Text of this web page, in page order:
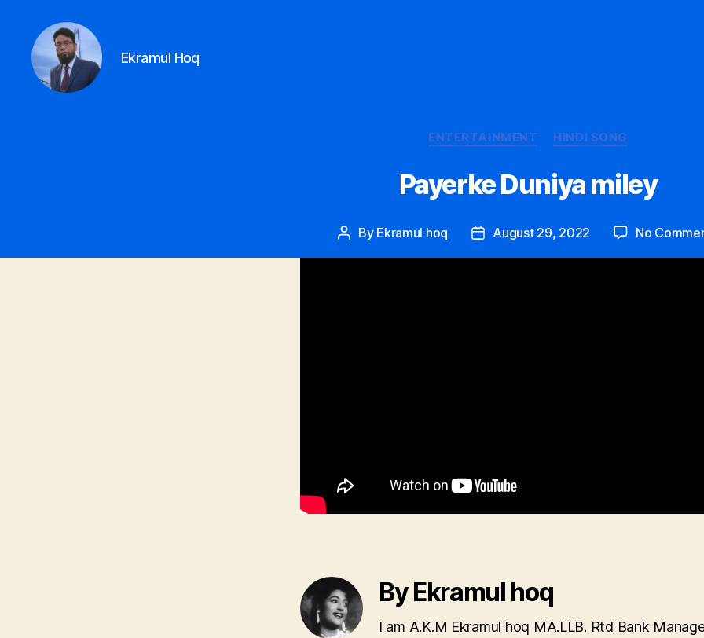
Ekramul Hoq
Categories
ENTERTAINMENT HINDI SONG
Payerke Duniya miley
Post
By Ekramul hoq
PostAugust 29, 2022 No
By Ekramul hoq
I am A.K.M Ekramul hoq MA.LLB. Rtd Bank